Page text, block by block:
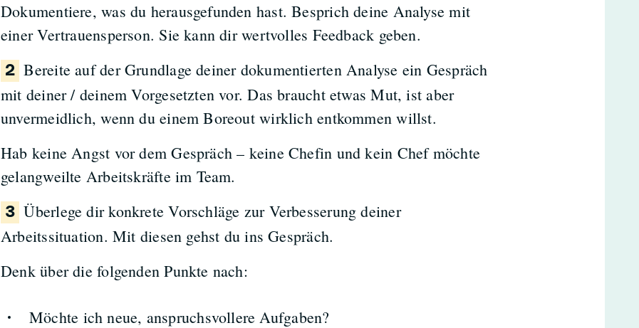
Dokumentiere, was du herausgefunden hast. Besprich deine Analyse mit
einer Vertrauensperson. Sie kann dir wertvolles Feedback geben.
2 Bereite auf der Grundlage deiner dokumentierten Analyse ein Gespräch
mit deiner / deinem Vorgesetzten vor. Das braucht etwas Mut, ist aber
unvermeidlich, wenn du einem Boreout wirklich entkommen willst.
Hab keine Angst vor dem Gespräch – keine Chefin und kein Chef möchte
gelangweilte Arbeitskräfte im Team.
3 Überlege dir konkrete Vorschläge zur Verbesserung deiner
Arbeitssituation. Mit diesen gehst du ins Gespräch.
Denk über die folgenden Punkte nach:
Möchte ich neue, anspruchsvollere Aufgaben?